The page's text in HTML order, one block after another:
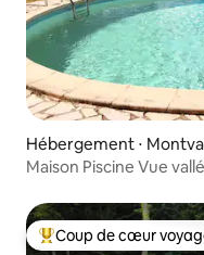
Hébergement ⋅
Maison Piscine Vue
Coups de cœur
Coup de cœur